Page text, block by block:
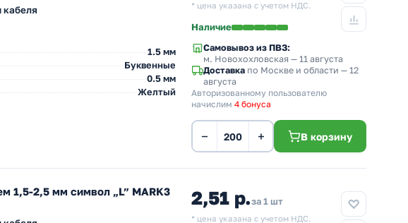
кабеля
1.5 мм
Буквенные
0.5 мм
Желтый
* цена указана с учетом НДС.
Наличие
Самовывоз из ПВЗ:
м. Новохохловская — 11 августа
Доставка по Москве и области — 12
августа
Авторизованному пользователю
начислим 4 бонуса
− + В корзину
1,5-2,5 мм символ „L” MARK3
2,51 р.за 1 шт
* цена указана с учетом НДС.